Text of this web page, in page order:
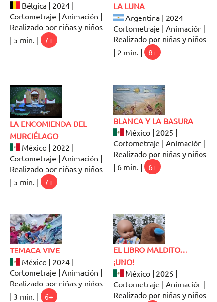
Bélgica | 2024 |
Cortometraje | Animación |
Realizado por niñas y niños
| 5 min. |
7+
LA LUNA
Argentina | 2024 |
Cortometraje | Animación |
Realizado por niñas y niños
| 2 min. |
8+
LA ENCOMIENDA DEL
MURCIÉLAGO
México | 2022 |
Cortometraje | Animación |
Realizado por niñas y niños
| 5 min. |
7+
BLANCA Y LA BASURA
México | 2025 |
Cortometraje | Animación |
Realizado por niñas y niños
| 6 min. |
6+
TEMACA VIVE
México | 2024 |
Cortometraje | Animación |
Realizado por niñas y niños
| 3 min. |
6+
EL LIBRO MALDITO…
¡UNO!
México | 2026 |
Cortometraje | Animación |
Realizado por niñas y niños